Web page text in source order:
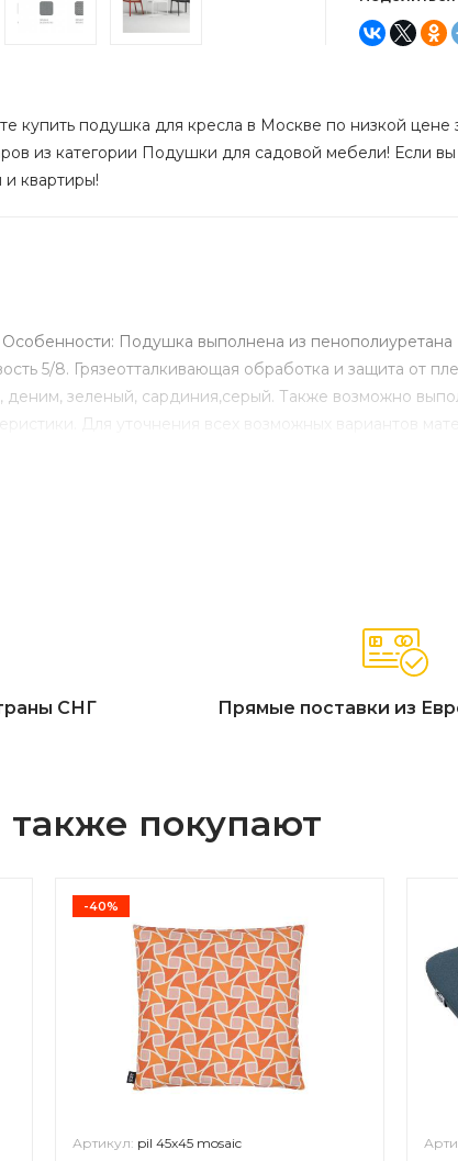
купить подушка для кресла в Москве по низкой
из категории Подушки для садовой мебели! Если
квартиры!
Подушка выполнена из пенополиуретана
5/8. Грязеотталкивающая обработка и защита от
деним, зеленый, сардиния,серый. Также возможно
Для уточнения всех возможных вариантов
СНГ Прямые поставки из
покупают
-40%
Артикул: pil 45х45 mosaic